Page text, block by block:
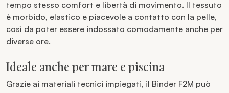
tempo stesso comfort e libertà di movimento. Il tessuto
è morbido, elastico e piacevole a contatto con la pelle,
così da poter essere indossato comodamente anche per
diverse ore.
Ideale anche per mare e piscina
Grazie ai materiali tecnici impiegati, il Binder F2M può